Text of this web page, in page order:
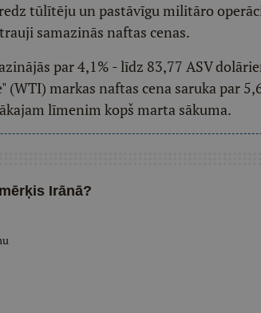
tūlītēju un pastāvīgu militāro
samazinās naftas cenas.
par 4,1% - līdz 83,77 ASV
markas naftas cena saruka par
līmenim kopš marta sākuma.
Irānā?